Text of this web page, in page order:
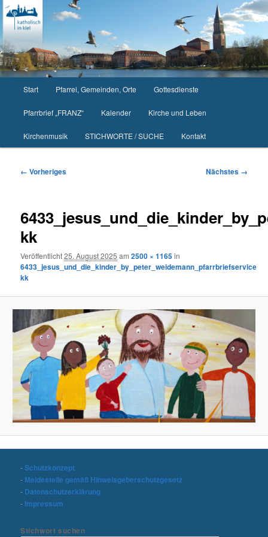
Zum
primären
Inhalt
springen
Start Pfarrei, Gemeinden, Orte Gottesdienste
Pfarrbrief „FRANZ“ Kalender Kirche und Leben
Kirchenmusik STICHWORTE / SUCHE Kontakt
Bilder-
← Vorheriges Nächstes →
kk
Veröffentlicht25. August 2025 am2500 × 1165in
6433_jesus_und_die_kinder_by_peter_weidemann_pfarrbriefservice
kk
-Schutzkonzept
- Meldestelle gemäß Hinweisgeberschutzgesetz
- Datenschutzerklärung
- Impressum
Stichwort suchen